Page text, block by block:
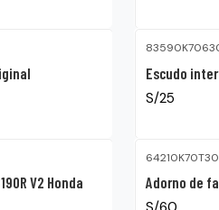
Escudo
S/25
V2 Honda
Adorno de